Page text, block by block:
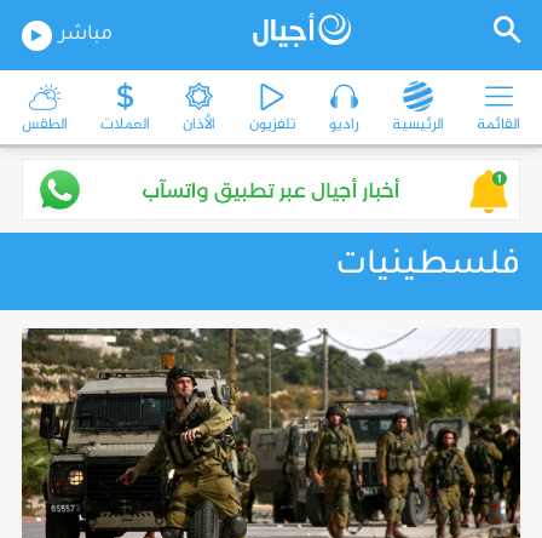
مباشر
القائمة الرئيسية راديو تلفزيون الأذان العملات الطقس
فلسطينيات